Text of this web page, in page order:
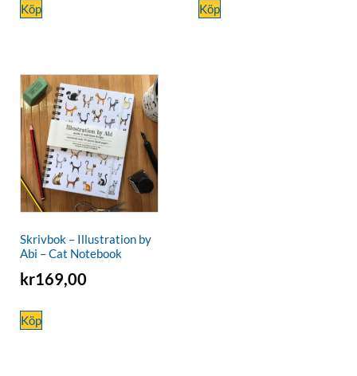
Köp Köp
Skrivbok – Illustration by
Abi – Cat Notebook
kr169,00
Köp